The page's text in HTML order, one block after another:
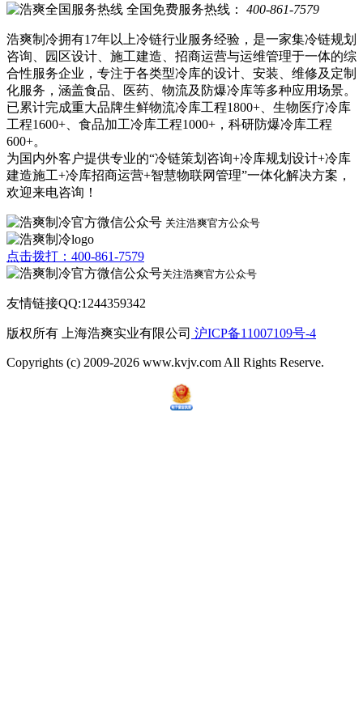
全国免费服务热线： 400-861-7579
浩爽制冷拥有17年以上冷链行业服务经验，是一家集冷链规划
咨询、园区设计、施工建造、招商运营与运维管理于一体的综
合性服务企业，专注于各类型冷库的设计、安装、维修及定制
化服务，涵盖食品、医药、物流及防爆冷库等多种应用场景。
已累计完成重大品牌生鲜物流冷库工程1800+、生物医疗冷库
工程1600+、食品加工冷库工程1000+，科研防爆冷库工程
600+。
为国内外客户提供专业的“冷链策划咨询+冷库规划设计+冷库
建造施工+冷库招商运营+智慧物联网管理”一体化解决方案，
欢迎来电咨询！
关注浩爽官方公众号
点击拨打：400-861-7579
关注浩爽官方公众号
友情链接QQ:1244359342
版权所有 上海浩爽实业有限公司 沪ICP备11007109号-4
Copyrights (c) 2009-2026 www.kvjv.com All Rights Reserve.